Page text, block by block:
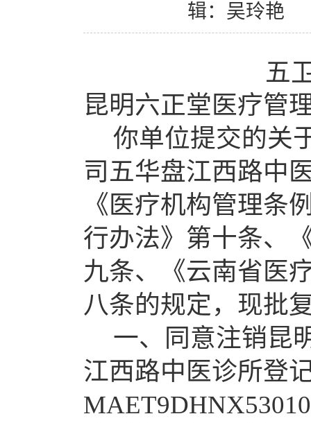
辑：吴玲艳
五
昆明六正堂医疗管
你单位提交的关
司五华盘江西路中
《医疗机构管理条
行办法》第十条、
九条、《云南省医
八条的规定，现批
一、同意注销昆
江西路中医诊所登